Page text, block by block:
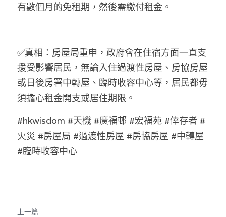
極端暴恐實錄
招國偉專欄
高松傑專欄
林伯強專欄
馮煒光專欄
趙處機專欄
曾子晴 - 晴深直說
35+顛覆案
花生仔漫畫週記
商戶合作
支持讚助
條款及細則
關於我們
繁體中文
English
有數個月的免租期，然後需繳付租金。
✅真相：房屋局重申，政府會在住宿方面一直支
援受影響居民，無論入住過渡性房屋、房協房屋
或日後房署中轉屋、臨時收容中心等，居民都毋
須擔心租金開支或居住期限。
#hkwisdom #天機 #廣福邨 #宏福苑 #倖存者 #
火災 #房屋局 #過渡性房屋 #房協房屋 #中轉屋
#臨時收容中心
上一篇